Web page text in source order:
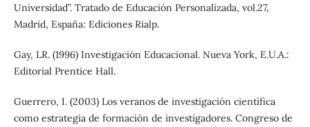
Universidad”. Tratado de Educación Personalizada, vol.27,
Madrid, España: Ediciones Rialp.
Gay, LR. (1996) Investigación Educacional. Nueva York, E.U.A.:
Editorial Prentice Hall.
Guerrero, I. (2003) Los veranos de investigación científica
como estrategia de formación de investigadores. Congreso de